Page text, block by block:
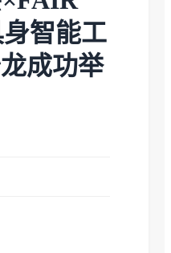
身智能工
成功举